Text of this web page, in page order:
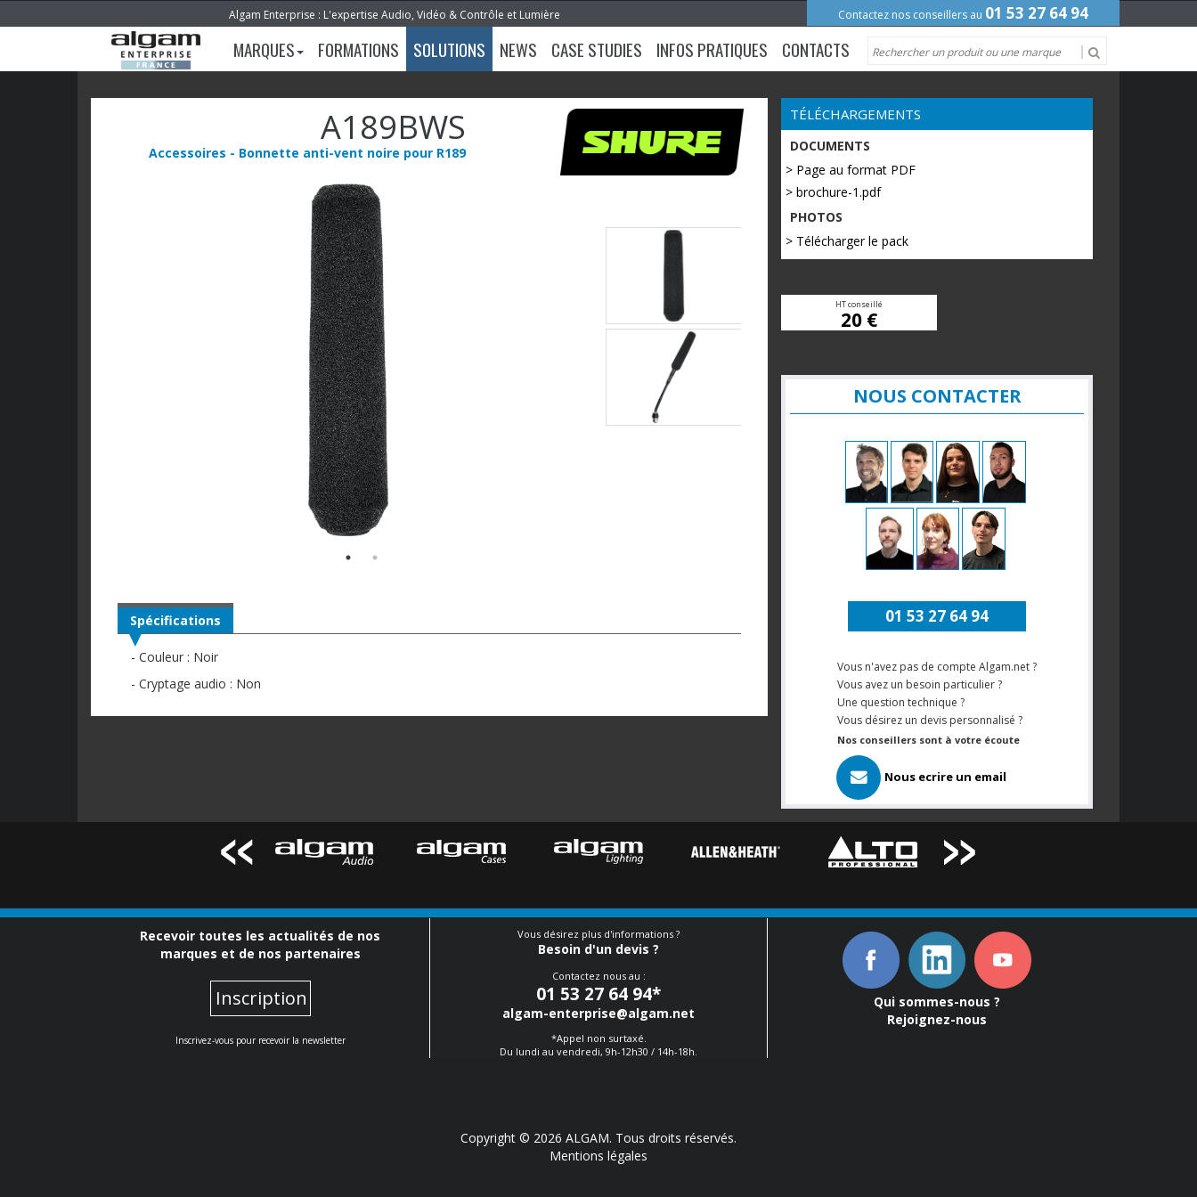
Algam Enterprise : L'expertise Audio, Vidéo & Contrôle et Lumière Contactez nos conseillers au 01 53 27 64 94
MARQUES FORMATIONS SOLUTIONS NEWS CASE STUDIES INFOS PRATIQUES CONTACTS
A189BWS
Accessoires - Bonnette anti-vent noire pour R189
Spécifications
- Couleur : Noir
- Cryptage audio : Non
TÉLÉCHARGEMENTS
DOCUMENTS
> Page au format PDF
> brochure-1.pdf
PHOTOS
> Télécharger le pack
HT conseillé
20 €
NOUS CONTACTER
01 53 27 64 94
Vous n'avez pas de compte Algam.net ?
Vous avez un besoin particulier ?
Une question technique ?
Vous désirez un devis personnalisé ?
Nos conseillers sont à votre écoute
Nous ecrire un email
Recevoir toutes les actualités de nos
marques et de nos partenaires
Inscription
Inscrivez-vous pour recevoir la newsletter
Vous désirez plus d'informations ?
Besoin d'un devis ?
Contactez nous au :
01 53 27 64 94*
algam-enterprise@algam.net
*Appel non surtaxé.
Du lundi au vendredi, 9h-12h30 / 14h-18h.
Qui sommes-nous ?
Rejoignez-nous
Copyright © 2026 ALGAM. Tous droits réservés.
Mentions légales